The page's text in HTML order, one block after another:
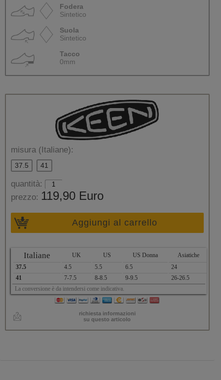
Fodera
Sintetico
Suola
Sintetico
Tacco
0mm
misura (Italiane):
37.5 41
quantità:
prezzo: 119,90 Euro
Aggiungi al carrello
Italiane UK US US Donna
Asiatiche
37.5
4.5 5.5 6.5
24
41
7-7.5 8-8.5 9-9.5
26-26.5
La conversione è da intendersi come indicativa.
richiesta informazioni
su questo articolo